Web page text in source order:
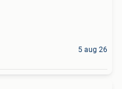
5 aug 26